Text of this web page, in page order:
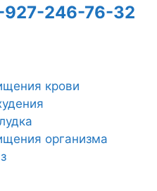
927-246-76-32
крови
организма